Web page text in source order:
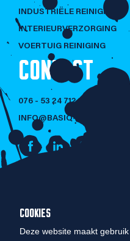
COOKIES
Deze website maakt
INDUSTRIËLE REINIGING
INTERIEURVERZORGING
VOERTUIG REINIGING
CONTACT
076 - 53 24 712
INFO@BASIQ-CLEANING.NL
MAAR